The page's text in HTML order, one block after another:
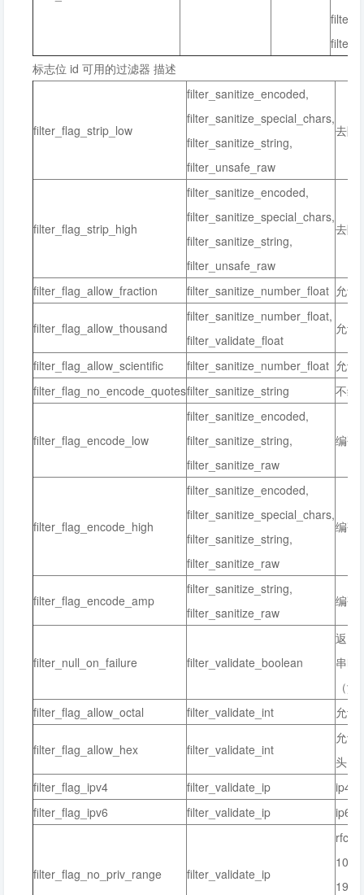
标志位 id 可用的过滤器 描述
filter_flag_strip_low
filter_sanitize_encoded,
filter_sanitize_special_chars,
filter_sanitize_string,
filter_unsafe_raw
去除
filter_flag_strip_high
filter_sanitize_encoded,
filter_sanitize_special_chars,
filter_sanitize_string,
filter_unsafe_raw
去除
filter_flag_allow_fraction filter_sanitize_number_float 允许
filter_flag_allow_thousand
filter_sanitize_number_float,
filter_validate_float
允许
filter_flag_allow_scientific filter_sanitize_number_float 允许
filter_flag_no_encode_quotesfilter_sanitize_string 不编
filter_flag_encode_low
filter_sanitize_encoded,
filter_sanitize_string,
filter_sanitize_raw
编码
filter_flag_encode_high
filter_sanitize_encoded,
filter_sanitize_special_chars,
filter_sanitize_string,
filter_sanitize_raw
编码
filter_flag_encode_amp
filter_sanitize_string,
filter_sanitize_raw
编码
filter_null_on_failure filter_validate_boolean
返回
串时
（
filter_flag_allow_octal
filter_validate_int 允许
filter_flag_allow_hex filter_validate_int
允许
头）
filter_flag_ipv4
filter_validate_ip
ip4
filter_flag_ipv6
filter_validate_ip ip6
filter_flag_no_priv_range filter_validate_ip
rfc指